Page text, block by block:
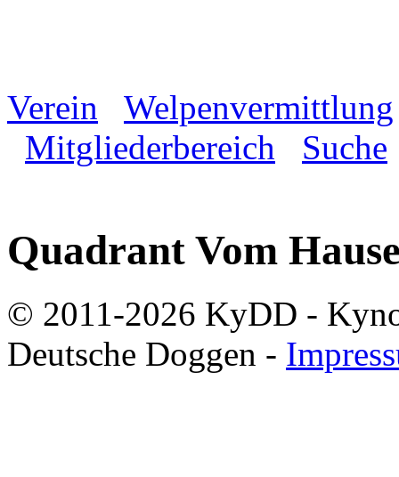
Verein
Welpenvermittlung
Mitgliederbereich
Suche
Quadrant Vom
© 2011-2026 KyDD -
Deutsche Doggen -